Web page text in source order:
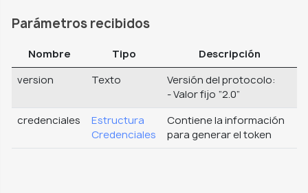
Parámetros recibidos
Nombre Tipo
Descripción
version
Texto
Versión del protocolo:
- Valor fijo “2.0”
credenciales
Estructura
Credenciales
Contiene la información
para generar el token